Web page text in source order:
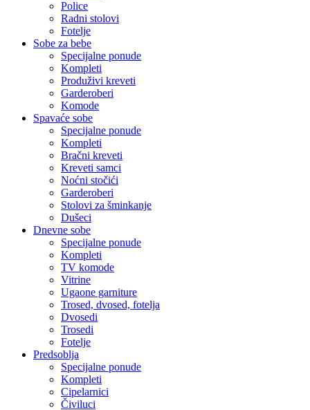
Police
Radni stolovi
Fotelje
Sobe za bebe
Specijalne ponude
Kompleti
Produživi kreveti
Garderoberi
Komode
Spavaće sobe
Specijalne ponude
Kompleti
Bračni kreveti
Kreveti samci
Noćni stočići
Garderoberi
Stolovi za šminkanje
Dušeci
Dnevne sobe
Specijalne ponude
Kompleti
TV komode
Vitrine
Ugaone garniture
Trosed, dvosed, fotelja
Dvosedi
Trosedi
Fotelje
Predsoblja
Specijalne ponude
Kompleti
Cipelarnici
Čiviluci